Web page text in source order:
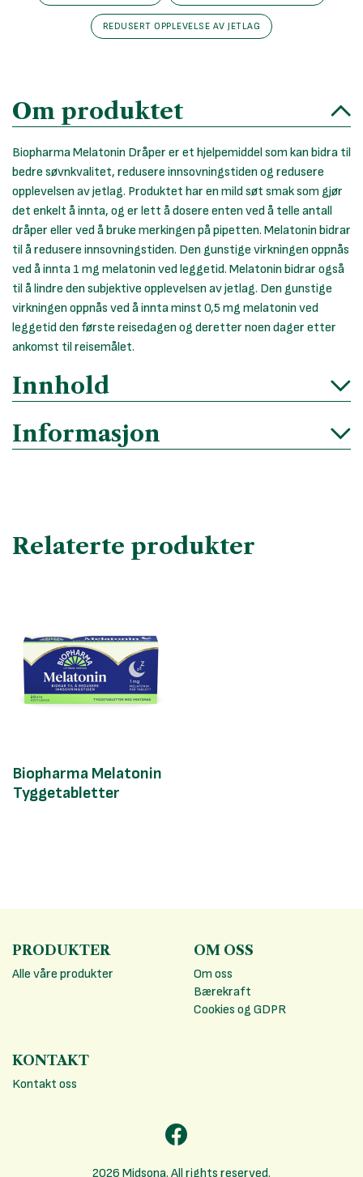
REDUSERT OPPLEVELSE AV JETLAG
Om produktet
Biopharma Melatonin Dråper er et hjelpemiddel som kan bidra til
bedre søvnkvalitet, redusere innsovningstiden og redusere
opplevelsen av jetlag. Produktet har en mild søt smak som gjør
det enkelt å innta, og er lett å dosere enten ved å telle antall
dråper eller ved å bruke merkingen på pipetten. Melatonin bidrar
til å redusere innsovningstiden. Den gunstige virkningen oppnås
ved å innta 1 mg melatonin ved leggetid. Melatonin bidrar også
til å lindre den subjektive opplevelsen av jetlag. Den gunstige
virkningen oppnås ved å innta minst 0,5 mg melatonin ved
leggetid den første reisedagen og deretter noen dager etter
ankomst til reisemålet.
Innhold
Informasjon
Relaterte produkter
Biopharma Melatonin
Tyggetabletter
PRODUKTER
Alle våre produkter
OM OSS
Om oss
Bærekraft
Cookies og GDPR
KONTAKT
Kontakt oss
2026 Midsona. All rights reserved.